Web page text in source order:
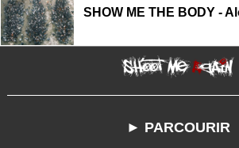
SHOW ME THE BODY -
► PARCOURIR